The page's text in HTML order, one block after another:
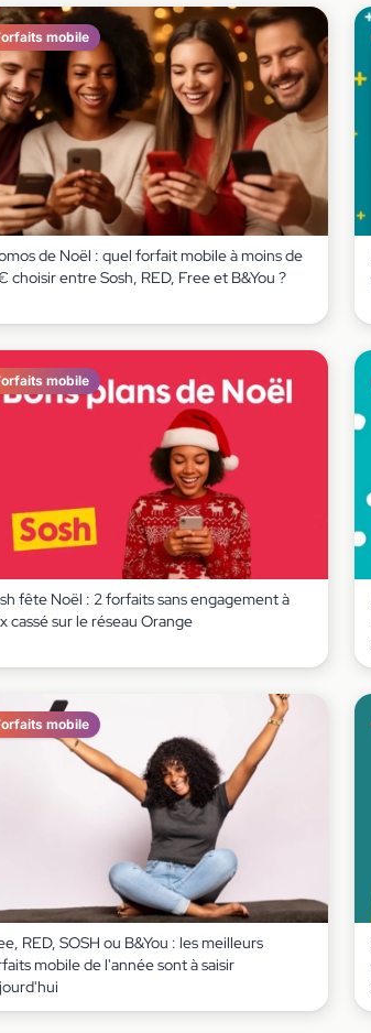
mobile
de Noël : quel forfait mobile à moins de
choisir entre Sosh, RED, Free et B&You ?
mobile
fête Noël : 2 forfaits sans engagement à
cassé sur le réseau Orange
mobile
RED, SOSH ou B&You : les meilleurs
mobile de l'année sont à saisir